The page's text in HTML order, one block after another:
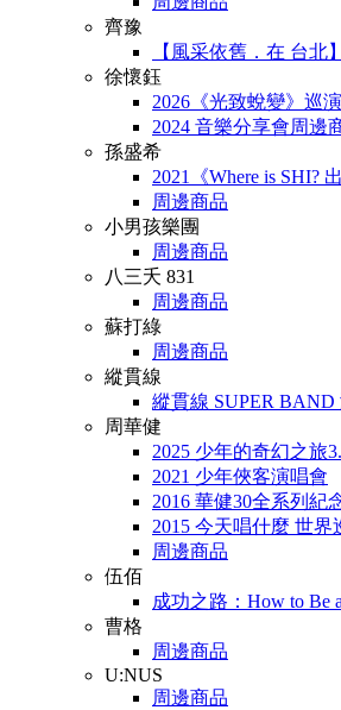
齊豫
【風采依舊．在 台北
徐懷鈺
2026《光致蛻變》巡
2024 音樂分享會周邊
孫盛希
2021《Where is SHI?
周邊商品
小男孩樂團
周邊商品
八三夭 831
周邊商品
蘇打綠
周邊商品
縱貫線
縱貫線 SUPER BAND
周華健
2025 少年的奇幻之旅
2021 少年俠客演唱會
2016 華健30全系列紀
2015 今天唱什麼 世界
周邊商品
伍佰
成功之路：How to Be
曹格
周邊商品
U:NUS
周邊商品